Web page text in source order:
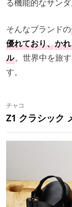
る機能的なサン
そんなブランドの
優れており、か
ル。世界中を旅
す。
チャコ
Z1 クラシック